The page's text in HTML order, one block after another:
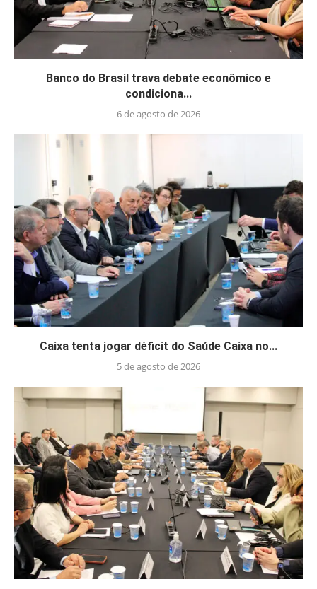
Banco do Brasil trava debate econômico e
condiciona...
6 de agosto de 2026
Caixa tenta jogar déficit do Saúde Caixa no...
5 de agosto de 2026